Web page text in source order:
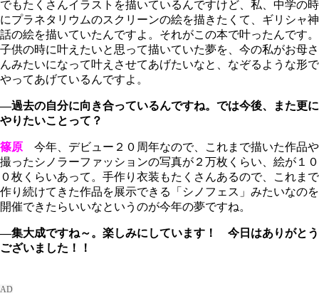
でもたくさんイラストを描いているんですけど、私、中学の時
にプラネタリウムのスクリーンの絵を描きたくて、ギリシャ神
話の絵を描いていたんですよ。それがこの本で叶ったんです。
子供の時に叶えたいと思って描いていた夢を、今の私がお母さ
んみたいになって叶えさせてあげたいなと、なぞるような形で
やってあげているんですよ。
―過去の自分に向き合っているんですね。では今後、また更に
やりたいことって？
篠原 今年、デビュー２０周年なので、これまで描いた作品や
撮ったシノラーファッションの写真が２万枚くらい、絵が１０
０枚くらいあって。手作り衣装もたくさんあるので、これまで
作り続けてきた作品を展示できる「シノフェス」みたいなのを
開催できたらいいなというのが今年の夢ですね。
―集大成ですね～。楽しみにしています！ 今日はありがとう
ございました！！